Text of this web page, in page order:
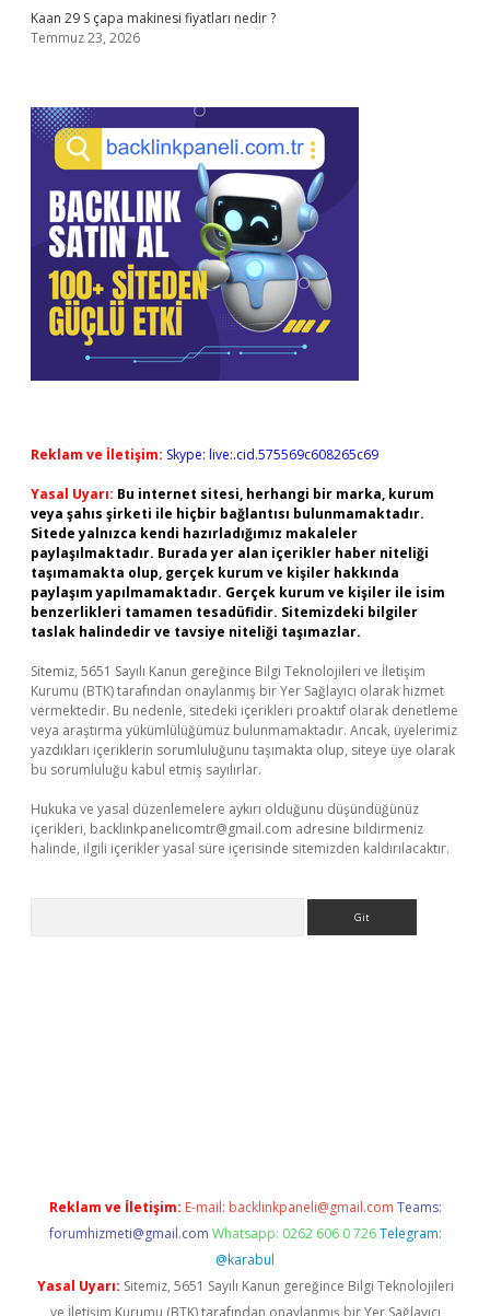
Kaan 29 S çapa makinesi fiyatları nedir ?
Temmuz 23, 2026
Reklam ve İletişim: Skype: live:.cid.575569c608265c69
Yasal Uyarı: Bu internet sitesi, herhangi bir marka, kurum
veya şahıs şirketi ile hiçbir bağlantısı bulunmamaktadır.
Sitede yalnızca kendi hazırladığımız makaleler
paylaşılmaktadır. Burada yer alan içerikler haber niteliği
taşımamakta olup, gerçek kurum ve kişiler hakkında
paylaşım yapılmamaktadır. Gerçek kurum ve kişiler ile isim
benzerlikleri tamamen tesadüfidir. Sitemizdeki bilgiler
taslak halindedir ve tavsiye niteliği taşımazlar.
Sitemiz, 5651 Sayılı Kanun gereğince Bilgi Teknolojileri ve İletişim
Kurumu (BTK) tarafından onaylanmış bir Yer Sağlayıcı olarak hizmet
vermektedir. Bu nedenle, sitedeki içerikleri proaktif olarak denetleme
veya araştırma yükümlülüğümüz bulunmamaktadır. Ancak, üyelerimiz
yazdıkları içeriklerin sorumluluğunu taşımakta olup, siteye üye olarak
bu sorumluluğu kabul etmiş sayılırlar.
Hukuka ve yasal düzenlemelere aykırı olduğunu düşündüğünüz
içerikleri, backlinkpanelicomtr@gmail.com adresine bildirmeniz
halinde, ilgili içerikler yasal süre içerisinde sitemizden kaldırılacaktır.
Reklam ve İletişim: E-mail: backlinkpaneli@gmail.com Teams:
forumhizmeti@gmail.com Whatsapp: 0262 606 0 726 Telegram:
@karabul
Yasal Uyarı: Sitemiz, 5651 Sayılı Kanun gereğince Bilgi Teknolojileri
ve İletişim Kurumu (BTK) tarafından onaylanmış bir Yer Sağlayıcı